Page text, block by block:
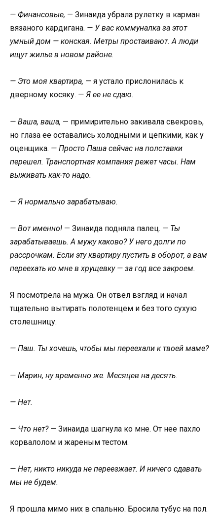
— Финансовые, — Зинаида убрала рулетку в карман
вязаного кардигана. — У вас коммуналка за этот
умный дом — конская. Метры простаивают. А люди
ищут жилье в новом районе.
— Это моя квартира, — я устало прислонилась к
дверному косяку. — Я ее не сдаю.
— Ваша, ваша, — примирительно закивала свекровь,
но глаза ее оставались холодными и цепкими, как у
оценщика. — Просто Паша сейчас на полставки
перешел. Транспортная компания режет часы. Нам
выживать как-то надо.
— Я нормально зарабатываю.
— Вот именно! — Зинаида подняла палец. — Ты
зарабатываешь. А мужу каково? У него долги по
рассрочкам. Если эту квартиру пустить в оборот, а вам
переехать ко мне в хрущевку — за год все закроем.
Я посмотрела на мужа. Он отвел взгляд и начал
тщательно вытирать полотенцем и без того сухую
столешницу.
— Паш. Ты хочешь, чтобы мы переехали к твоей маме?
— Марин, ну временно же. Месяцев на десять.
— Нет.
— Что нет?— Зинаида шагнула ко мне. От нее пахло
корвалолом и жареным тестом.
— Нет, никто никуда не переезжает. И ничего сдавать
мы не будем.
Я прошла мимо них в спальню. Бросила тубус на пол.